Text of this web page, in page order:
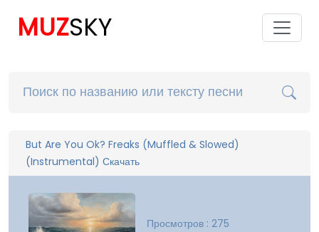
MUZSKY
But Are You Ok? Freaks (Muffled & Slowed)
(Instrumental) Скачать
Просмотров : 275